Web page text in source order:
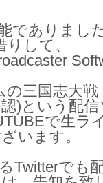
でありまし
して、
の三国志大戦
)という配
で生ラ
います。
Twitterでも